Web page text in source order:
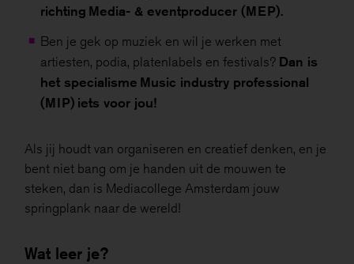
richting Media- & eventproducer (MEP).
Ben je gek op muziek en wil je werken met
artiesten, podia, platenlabels en festivals? Dan is
het specialisme Music industry professional
(MIP) iets voor jou!
Als jij houdt van organiseren en creatief denken, en je
bent niet bang om je handen uit de mouwen te
steken, dan is Mediacollege Amsterdam jouw
springplank naar de wereld!
Wat leer je?